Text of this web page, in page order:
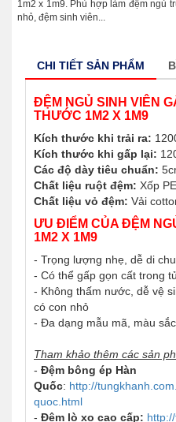
1m2 x 1m9. Phù hợp làm đệm ngủ
nhỏ, đệm sinh viên...
CHI TIẾT SẢN PHẨM
ĐỆM NGỦ SINH VIÊN
THƯỚC 1M2 X 1M9
Kích thước khi trải ra:
Kích thước khi gấp lại:
Các độ dày tiêu chuẩn:
Chất liệu ruột đệm: Xốp
Chất liệu vỏ đệm: Vải
ƯU ĐIỂM CỦA ĐỆM
1M2 X 1M9
- Trọng lượng nhẹ, dễ di
- Có thể gấp gọn cất trong
- Không thấm nước, dễ vệ
có con nhỏ
- Đa dạng mẫu mã, màu sắc
Tham khảo thêm các sản
- Đệm bông ép Hàn
Quốc: http://
quoc.html
- Đệm lò xo cao cấp: